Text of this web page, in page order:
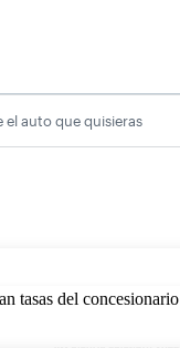
el auto que quisieras
tasas del concesionario